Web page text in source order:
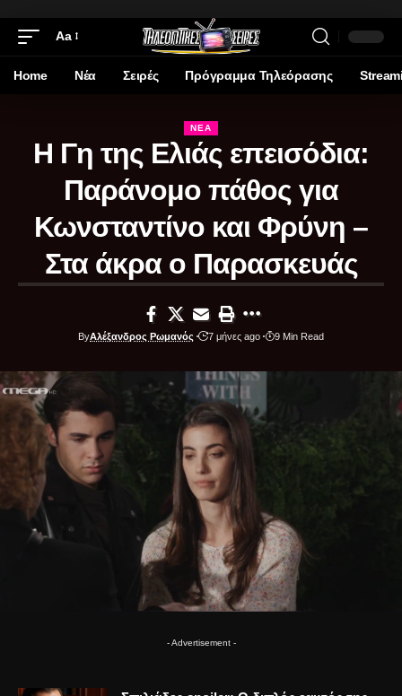
Aa
Home Νέα Σειρές Πρόγραμμα Τηλεόρασης
ΝΈΑ
Η Γη της Ελιάς επεισόδια:
Παράνομο πάθος για
Κωνσταντίνο και Φρύνη –
Στα άκρα ο Παρασκευάς
ByΑλέξανδρος Ρωμανός 7 μήνες ago 9 Min Read
- Advertisement -